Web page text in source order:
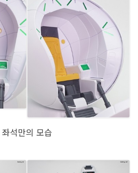
좌석만의 모습